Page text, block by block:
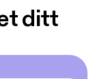
ditt